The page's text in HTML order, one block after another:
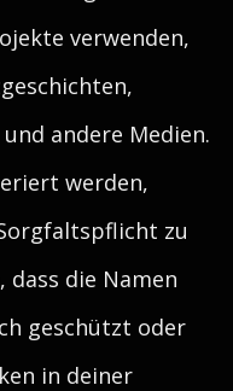
verwenden,
andere Medien.
werden,
zu
die Namen
geschützt oder
in deiner